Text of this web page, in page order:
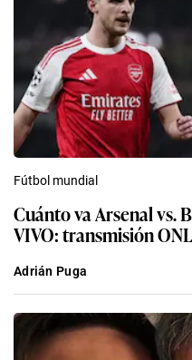
Fútbol mundial
Cuánto va Arsenal vs.
VIVO: transmisión
Adrián Puga